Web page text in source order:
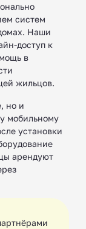
систем
Наши
доступ к
в
жильцов.
но и
мобильному
установки
арендуют